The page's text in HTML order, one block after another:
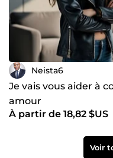
Neista6
Je vais vous aider à
amour
À partir de 18,82 $US
Voir